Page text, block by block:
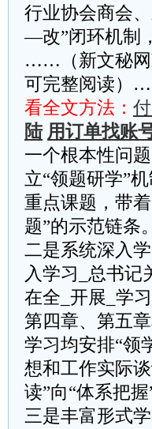
行业协会商会
—改”闭环机制
……（新文秘网
可完整阅读）
看全文方法：
陆 用订单找账
一个根本性问
立“领题研学”
重点课题，带
题”的示范链条
二是系统深入
入学习_总书记
在全_开展_学
第四章、第五
学习均安排“领
想和工作实际
读”向“体系把
三是丰富形式